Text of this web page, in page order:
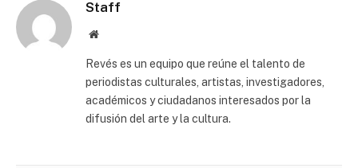
Staff
Website
Revés es un equipo que reúne el talento de
periodistas culturales, artistas, investigadores,
académicos y ciudadanos interesados por la
difusión del arte y la cultura.